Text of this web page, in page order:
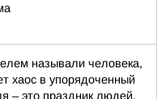
называли человека,
хаос в упорядоченный
– это праздник людей,